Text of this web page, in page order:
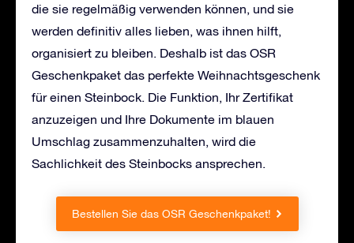
die sie regelmäßig verwenden können, und sie
werden definitiv alles lieben, was ihnen hilft,
organisiert zu bleiben. Deshalb ist das OSR
Geschenkpaket das perfekte Weihnachtsgeschenk
für einen Steinbock. Die Funktion, Ihr Zertifikat
anzuzeigen und Ihre Dokumente im blauen
Umschlag zusammenzuhalten, wird die
Sachlichkeit des Steinbocks ansprechen.
Bestellen Sie das OSR Geschenkpaket!